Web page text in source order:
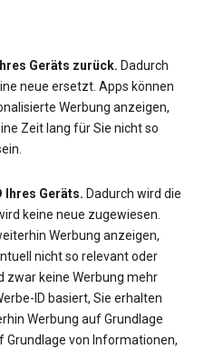
Geräts zurück. Dadurch
neue ersetzt. Apps können
Werbung anzeigen,
Zeit lang für Sie nicht so
Ihres Geräts. Dadurch wird die
keine neue zugewiesen.
Werbung anzeigen,
nicht so relevant oder
zwar keine Werbung mehr
ID basiert, Sie erhalten
Werbung auf Grundlage
Grundlage von Informationen,